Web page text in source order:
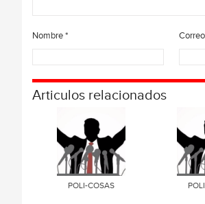
Nombre*
Articulos relacionados
POLI-COSAS